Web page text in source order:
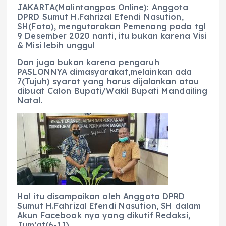
JAKARTA(Malintangpos Online): Anggota
DPRD Sumut H.Fahrizal Efendi Nasution,
SH(Foto), mengutarakan Pemenang pada tgl
9 Desember 2020 nanti, itu bukan karena Visi
& Misi lebih unggul
Dan juga bukan karena pengaruh
PASLONNYA dimasyarakat,melainkan ada
7(Tujuh) syarat yang harus dijalankan atau
dibuat Calon Bupati/Wakil Bupati Mandailing
Natal.
Hal itu disampaikan oleh Anggota DPRD
Sumut H.Fahrizal Efendi Nasution, SH dalam
Akun Facebook nya yang dikutif Redaksi,